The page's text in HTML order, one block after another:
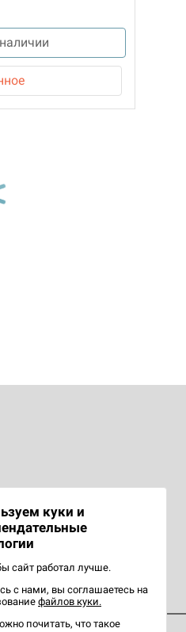
куки и
сайт работал лучше.
с нами, вы соглашаетесь на
файлов куки.
почитать, что такое